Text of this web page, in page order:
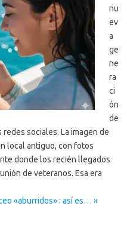
nu
ev
a
ge
ne
ra
ci
ón
de
sociales. La imagen de
local antiguo, con fotos
donde los recién llegados
de veteranos. Esa era
«aburridos» : así es… »